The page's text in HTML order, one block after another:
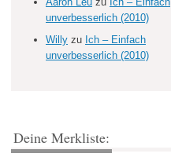
unverbesserlich (2010)
Willy zu Ich – Einfach
unverbesserlich (2010)
Deine Merkliste: